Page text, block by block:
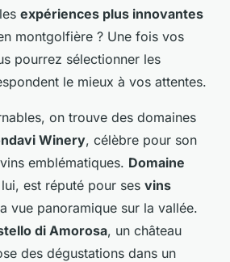
expériences plus innovantes
montgolfière ? Une fois vos
pourrez sélectionner les
le mieux à vos attentes.
on trouve des domaines
Winery, célèbre pour son
emblématiques. Domaine
est réputé pour ses vins
vue panoramique sur la vallée.
di Amorosa, un château
des dégustations dans un